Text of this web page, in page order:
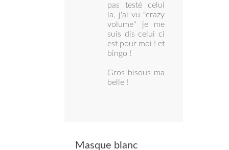
pas testé celui
la, j'ai vu "crazy
volume" je me
suis dis celui ci
est pour moi ! et
bingo !
Gros bisous ma
belle !
Masque blanc